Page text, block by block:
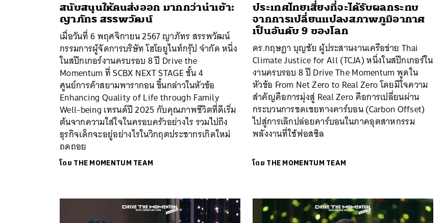
สนับสนุนให้คนส่งออก มากกว่านำเข้า:
ญาภัทร สรรพวัฒน์
เมื่อวันที่ 6 พฤศจิกายน 2567 ญาภัทร สรรพวัฒน์
กรรมการผู้จัดการบริษัท โฮโยยูไนท์กรุ๊ป จำกัด หนึ่ง
ในสปีกเกอร์งานครบรอบ 8 ปี Drive the
Momentum ที่ SCBX NEXT STAGE ชั้น 4
ศูนย์การค้าสยามพารากอน ขึ้นกล่าวในหัวข้อ
Enhancing Quality of Life through Family
Well-being เทรนด์ปี 2025 กับคุณภาพชีวิตที่ดีเริ่ม
ต้นจากความใส่ใจในครอบครัวอย่างไร รวมไปถึง
ธุรกิจเด็กจะอยู่อย่างไรในวิกฤตประชากรเกิดใหม่
ถดถอย
โดย THE MOMENTUM TEAM
ประเทศไทยเสี่ยงที่จะได้รับผลกระทบ
จากการเปลี่ยนแปลงสภาพภูมิอากาศ
เป็นอันดับ 9 ของโลก
ดร.กฤษฎา บุญชัย ผู้ประสานงานเครือข่าย Thai
Climate Justice for All (TCJA) หนึ่งในสปีกเกอร์ใน
งานครบรอบ 8 ปี Drive The Momentum พูดใน
หัวข้อ From Net Zero to Real Zero โดยมีใจความ
สำคัญคือการมุ่งสู่ Real Zero คือการเปลี่ยนผ่าน
กระบวนการชดเชยทางคาร์บอน (Carbon Offset)
ไปสู่การเลิกปล่อยคาร์บอนในภาคอุตสาหกรรม
พลังงานที่ใช้ฟอสซิล
โดย THE MOMENTUM TEAM